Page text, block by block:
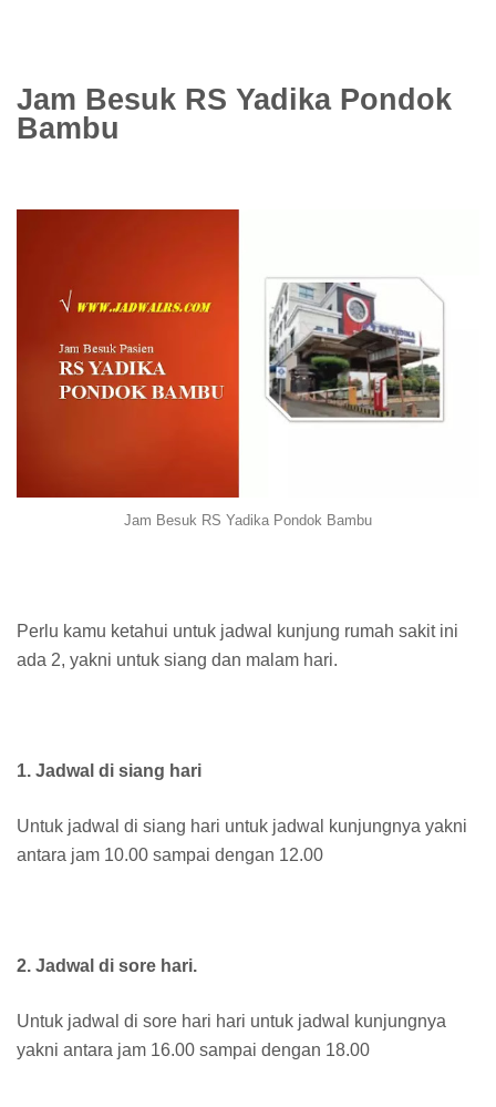
Jam Besuk RS Yadika Pondok
Bambu
Jam Besuk RS Yadika Pondok Bambu
Perlu kamu ketahui untuk jadwal kunjung rumah sakit ini
ada 2, yakni untuk siang dan malam hari.
1. Jadwal di siang hari
Untuk jadwal di siang hari untuk jadwal kunjungnya yakni
antara jam 10.00 sampai dengan 12.00
2. Jadwal di sore hari.
Untuk jadwal di sore hari hari untuk jadwal kunjungnya
yakni antara jam 16.00 sampai dengan 18.00